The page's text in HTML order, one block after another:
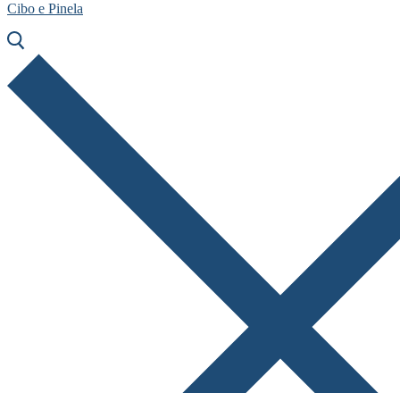
Cibo e Pinela